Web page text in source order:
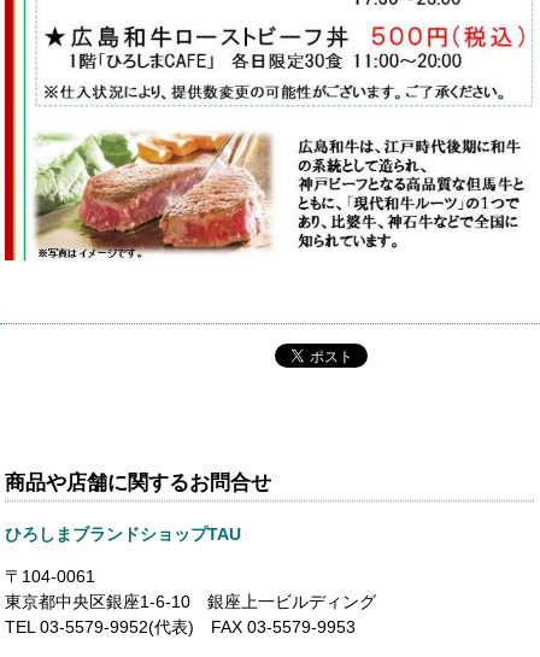
商品や店舗に関するお問合せ
ひろしまブランドショップTAU
〒104-0061
東京都中央区銀座1-6-10 銀座上一ビルディング
TEL 03-5579-9952(代表) FAX 03-5579-9953